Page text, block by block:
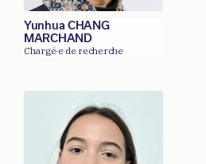
Yunhua CHANG
MARCHAND
Chargé·e de recherche